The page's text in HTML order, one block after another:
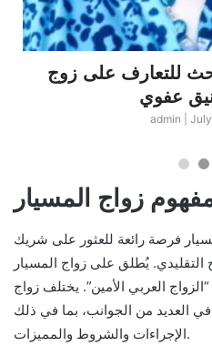
للتعارف على زوج
عفوي
admin
زواج المسيار
فرصة رائعة للعثور على شريك
التقليدي. يُطلق على زواج المسيار
العربي الأمين”. يختلف زواج
في العديد من الجوانب، بما في ذلك
الإجراءات والشروط والمميزات.